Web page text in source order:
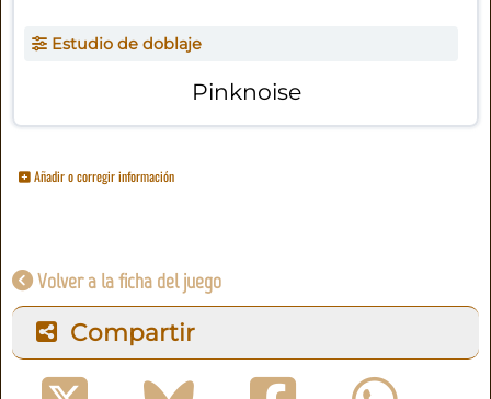
Estudio de doblaje
Pinknoise
Añadir o corregir información
Volver a la ficha del juego
Compartir